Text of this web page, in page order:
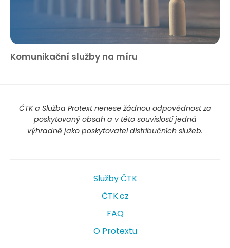
Komunikační služby na míru
ČTK a Služba Protext nenese žádnou odpovědnost za
poskytovaný obsah a v této souvislosti jedná
výhradně jako poskytovatel distribučních služeb.
Služby ČTK
ČTK.cz
FAQ
O Protextu